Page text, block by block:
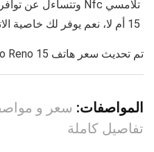
تلامسي Nfc وتتساءل عن توافر هذه الميزة في
15 أم لا، نعم يوفر لك خاصية
تم تحديث سعر هاتف Oppo Reno 15 بتاريخ 6/30/2026
المواصفات:
تفاصيل كاملة